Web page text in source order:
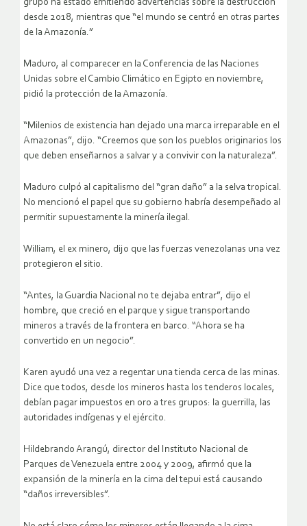
grupo ha estado emitiendo advertencias sobre la destrucción
desde 2018, mientras que “el mundo se centró en otras partes
de la Amazonía.”
Maduro, al comparecer en la Conferencia de las Naciones
Unidas sobre el Cambio Climático en Egipto en noviembre,
pidió la protección de la Amazonía.
“Milenios de existencia han dejado una marca irreparable en el
Amazonas”, dijo. “Creemos que son los pueblos originarios los
que deben enseñarnos a salvar y a convivir con la naturaleza”.
Maduro culpó al capitalismo del “gran daño” a la selva tropical.
No mencionó el papel que su gobierno habría desempeñado al
permitir supuestamente la minería ilegal.
William, el ex minero, dijo que las fuerzas venezolanas una vez
protegieron el sitio.
“Antes, la Guardia Nacional no te dejaba entrar”, dijo el
hombre, que creció en el parque y sigue transportando
mineros a través de la frontera en barco. “Ahora se ha
convertido en un negocio”.
Karen ayudó una vez a regentar una tienda cerca de las minas.
Dice que todos, desde los mineros hasta los tenderos locales,
debían pagar impuestos en oro a tres grupos: la guerrilla, las
autoridades indígenas y el ejército.
Hildebrando Arangú, director del Instituto Nacional de
Parques de Venezuela entre 2004 y 2009, afirmó que la
expansión de la minería en la cima del tepui está causando
“daños irreversibles”.